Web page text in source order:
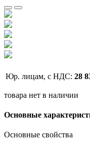
Юр. лицам, с НДС: 28
товара нет в наличии
Основные
Основные свойства